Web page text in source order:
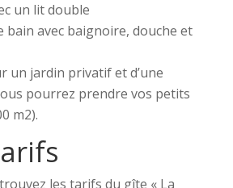
un lit double
bain avec baignoire, douche et
un jardin privatif et d’une
pourrez prendre vos petits
m2).
les tarifs du gîte « La